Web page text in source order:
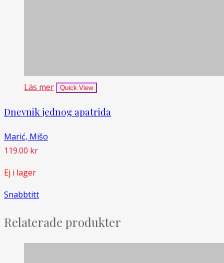
Läs mer Quick View
Dnevnik jednog apatrida
Marić, Mišo
119.00 kr
Ej i lager
Snabbtitt
Relaterade produkter